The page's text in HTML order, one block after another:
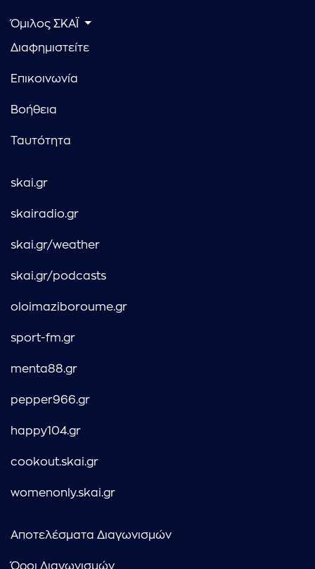
Όμιλος ΣΚΑΪ
Διαφημιστείτε
Επικοινωνία
Βοήθεια
Ταυτότητα
skai.gr
skairadio.gr
skai.gr/weather
skai.gr/podcasts
oloimaziboroume.gr
sport-fm.gr
menta88.gr
pepper966.gr
happy104.gr
cookout.skai.gr
womenonly.skai.gr
Αποτελέσματα Διαγωνισμών
Όροι Διαγωνισμών